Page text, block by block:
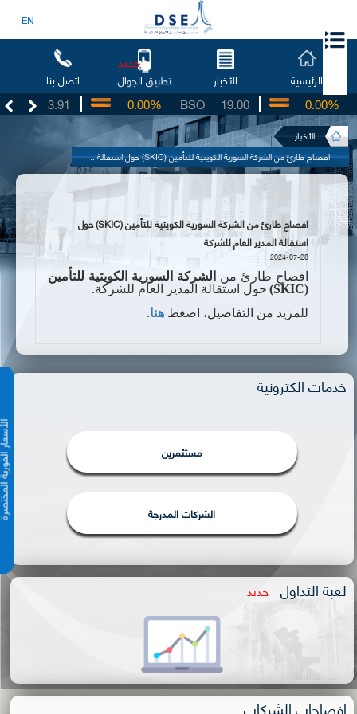
EN
الرئيسية الأخبار تطبيق الجوال
جديد
اتصل بنا
3.91 19.00
BSO
0.00% 0.00%
الأخبار
افصاح طارئ من الشركة السورية الكويتية للتأمين (SKIC) حول استقالة...
الأسعار
افصاح طارئ من الشركة السورية الكويتية للتأمين (SKIC) حول
استقالة المدير العام للشركة
2024-07-28
افصاح طارئ من الشركة السورية الكويتية للتأمين
(
SKIC
) حول استقالة المدير العام للشركة.
للمزيد من التفاصيل، اضغط هنا.
خدمات الكترونية
مستثمرين
الشركات المدرجة
لعبة التداول جديد
إفصاحات الشركات